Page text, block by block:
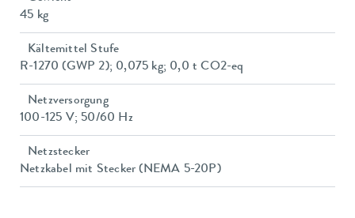
45 kg
Kältemittel Stufe
R-1270 (GWP 2); 0,075 kg; 0,0 t CO2-eq
Netzversorgung
100-125 V; 50/60 Hz
Netzstecker
Netzkabel mit Stecker (NEMA 5-20P)